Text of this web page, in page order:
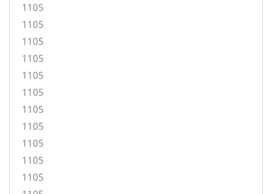
1105
1105
1105
1105
1105
1105
1105
1105
1105
1105
1105